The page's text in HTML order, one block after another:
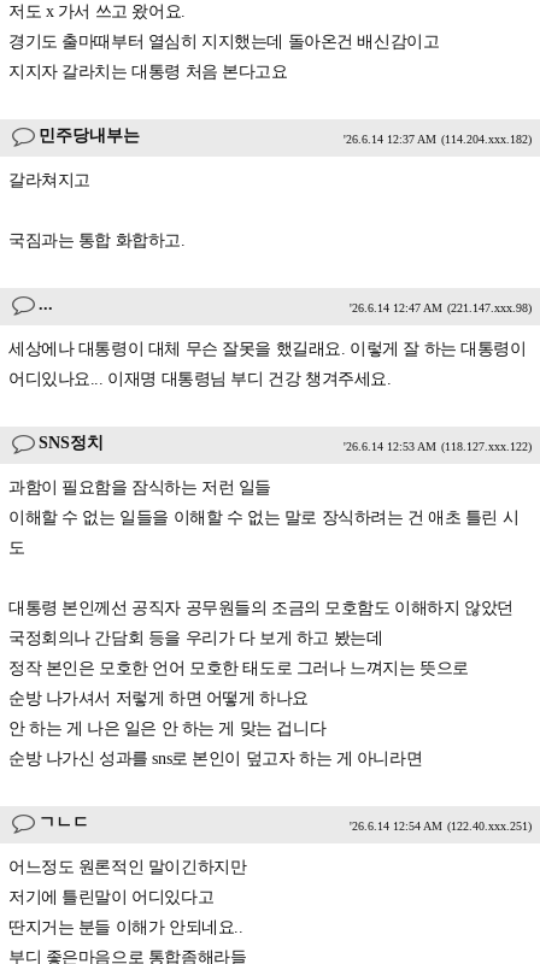
저도 x 가서 쓰고 왔어요.
경기도 출마때부터 열심히 지지했는데 돌아온건 배신감이고
지지자 갈라치는 대통령 처음 본다고요
민주당내부는 '26.6.14 12:37 AM (114.204.xxx.182)
갈라쳐지고
국짐과는 통합 화합하고.
... '26.6.14 12:47 AM (221.147.xxx.98)
세상에나 대통령이 대체 무슨 잘못을 했길래요. 이렇게 잘 하는 대통령이
어디있나요... 이재명 대통령님 부디 건강 챙겨주세요.
SNS정치 '26.6.14 12:53 AM (118.127.xxx.122)
과함이 필요함을 잠식하는 저런 일들
이해할 수 없는 일들을 이해할 수 없는 말로 장식하려는 건 애초 틀린 시
도
대통령 본인께선 공직자 공무원들의 조금의 모호함도 이해하지 않았던
국정회의나 간담회 등을 우리가 다 보게 하고 봤는데
정작 본인은 모호한 언어 모호한 태도로 그러나 느껴지는 뜻으로
순방 나가셔서 저렇게 하면 어떻게 하나요
안 하는 게 나은 일은 안 하는 게 맞는 겁니다
순방 나가신 성과를 sns로 본인이 덮고자 하는 게 아니라면
ㄱㄴㄷ '26.6.14 12:54 AM (122.40.xxx.251)
어느정도 원론적인 말이긴하지만
저기에 틀린말이 어디있다고
딴지거는 분들 이해가 안되네요..
부디 좋은마음으로 통합좀해라들